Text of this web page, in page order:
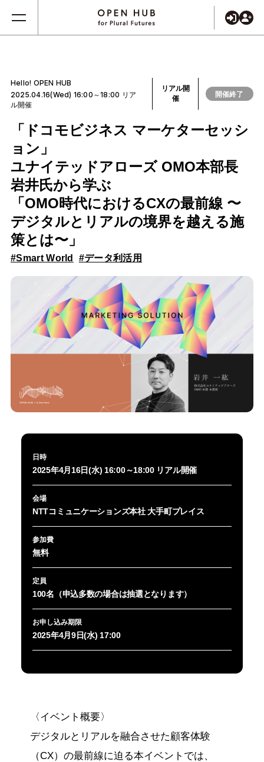
Hello! OPEN HUB
2025.04.16(Wed) 16:00～18:00 リア
ル開催
リアル開
催
開催終了
「ドコモビジネス マーケターセッシ
ョン」
ユナイテッドアローズ OMO本部長
岩井氏から学ぶ
「OMO時代におけるCXの最前線 〜
デジタルとリアルの境界を越える施
策とは〜」
#Smart World #データ利活用
日時
2025年4月16日(水) 16:00～18:00 リアル開催
会場
NTTコミュニケーションズ本社 大手町プレイス
参加費
無料
定員
100名（申込多数の場合は抽選となります）
お申し込み期限
2025年4月9日(水) 17:00
〈イベント概要〉
デジタルとリアルを融合させた顧客体験
（CX）の最前線に迫る本イベントでは、